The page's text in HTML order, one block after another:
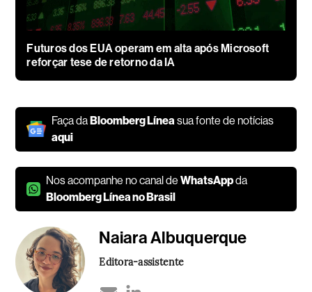
Futuros dos EUA operam em alta após Microsoft
reforçar tese de retorno da IA
Faça daBloomberg Línea sua fonte de notícias
aqui
Nos acompanhe no canal deWhatsAppda
Bloomberg Línea no Brasil
Naiara Albuquerque
Editora-assistente